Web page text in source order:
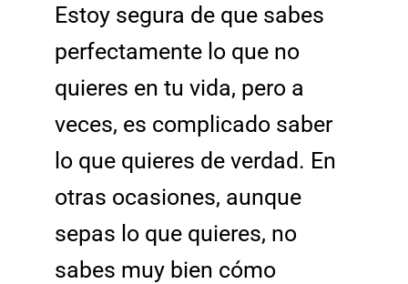
Estoy segura de que sabes
perfectamente lo que no
quieres en tu vida, pero a
veces, es complicado saber
lo que quieres de verdad. En
otras ocasiones, aunque
sepas lo que quieres, no
sabes muy bien cómo